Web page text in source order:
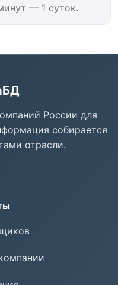
— 1 суток.
России для
собирается
отрасли.